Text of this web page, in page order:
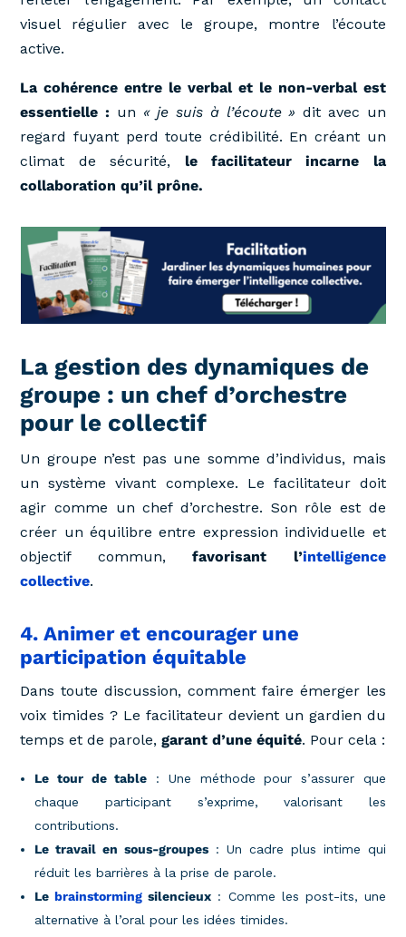
visuel régulier avec le groupe, montre l’écoute
active.
La cohérence entre le verbal et le non-verbal est
essentielle : un « je suis à l’écoute » dit avec un
regard fuyant perd toute crédibilité. En créant un
climat de sécurité, le facilitateur incarne la
collaboration qu’il prône.
La gestion des dynamiques de
groupe : un chef d’orchestre
pour le collectif
Un groupe n’est pas une somme d’individus, mais
un système vivant complexe. Le facilitateur doit
agir comme un chef d’orchestre. Son rôle est de
créer un équilibre entre expression individuelle et
objectif commun,favorisant l’intelligence
collective.
4. Animer et encourager une
participation équitable
Dans toute discussion, comment faire émerger les
voix timides ? Le facilitateur devient un gardien du
temps et de parole,garant d’une équité. Pour cela :
Le tour de table : Une méthode pour s’assurer que
chaque participant s’exprime, valorisant les
contributions.
Le travail en sous-groupes : Un cadre plus intime qui
réduit les barrières à la prise de parole.
Lebrainstorming silencieux : Comme les post-its, une
alternative à l’oral pour les idées timides.